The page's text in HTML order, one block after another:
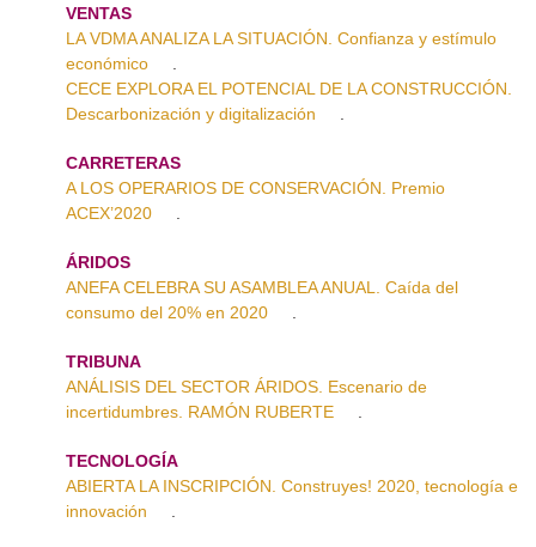
VENTAS
LA VDMA ANALIZA LA SITUACIÓN. Confianza y estímulo
económico
CECE EXPLORA EL POTENCIAL DE LA CONSTRUCCIÓN.
Descarbonización y digitalización
CARRETERAS
A LOS OPERARIOS DE CONSERVACIÓN. Premio
ACEX’2020
ÁRIDOS
ANEFA CELEBRA SU ASAMBLEA ANUAL. Caída del
consumo del 20% en 2020
TRIBUNA
ANÁLISIS DEL SECTOR ÁRIDOS. Escenario de
incertidumbres. RAMÓN RUBERTE
TECNOLOGÍA
ABIERTA LA INSCRIPCIÓN. Construyes! 2020, tecnología e
innovación